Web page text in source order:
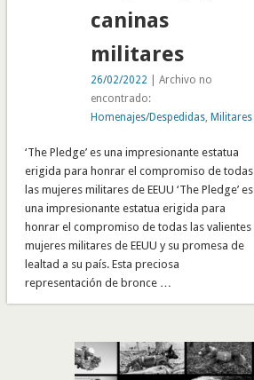
caninas
militares
26/02/2022 | Archivo no
encontrado:
Homenajes/Despedidas, Militares
‘The Pledge’ es una impresionante estatua
erigida para honrar el compromiso de todas
las mujeres militares de EEUU ‘The Pledge’ es
una impresionante estatua erigida para
honrar el compromiso de todas las valientes
mujeres militares de EEUU y su promesa de
lealtad a su país. Esta preciosa
representación de bronce …